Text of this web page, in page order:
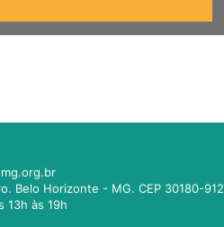
Belo Horizonte - MG. CEP 30180-912
13h às 19h